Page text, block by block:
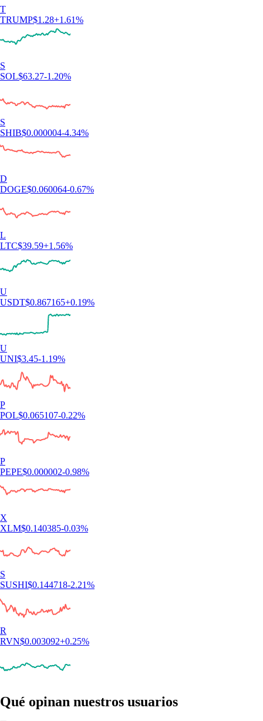
T
TRUMP$1.28+1.61%
S
SOL$63.27-1.20%
S
SHIB$0.000004-4.34%
D
DOGE$0.060064-0.67%
L
LTC$39.59+1.56%
U
USDT$0.867165+0.19%
U
UNI$3.45-1.19%
P
POL$0.065107-0.22%
P
PEPE$0.000002-0.98%
X
XLM$0.140385-0.03%
S
SUSHI$0.144718-2.21%
R
RVN$0.003092+0.25%
Qué opinan nuestros usuarios